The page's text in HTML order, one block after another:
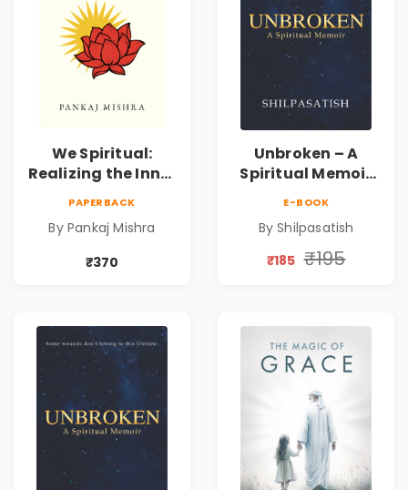
We Spiritual:
Realizing the Inner
Discovery &
Mindfulness Guide
PAPERBACK
By Pankaj Mishra
₹370
Unbroken – A
Spiritual Memoir
Self-Discovery
Book | Pre-Order
E-BOOK
By Shilpasatish
₹185 ₹195